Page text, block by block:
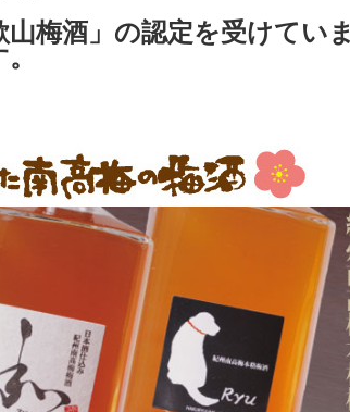
梅酒」の認定を受けていま